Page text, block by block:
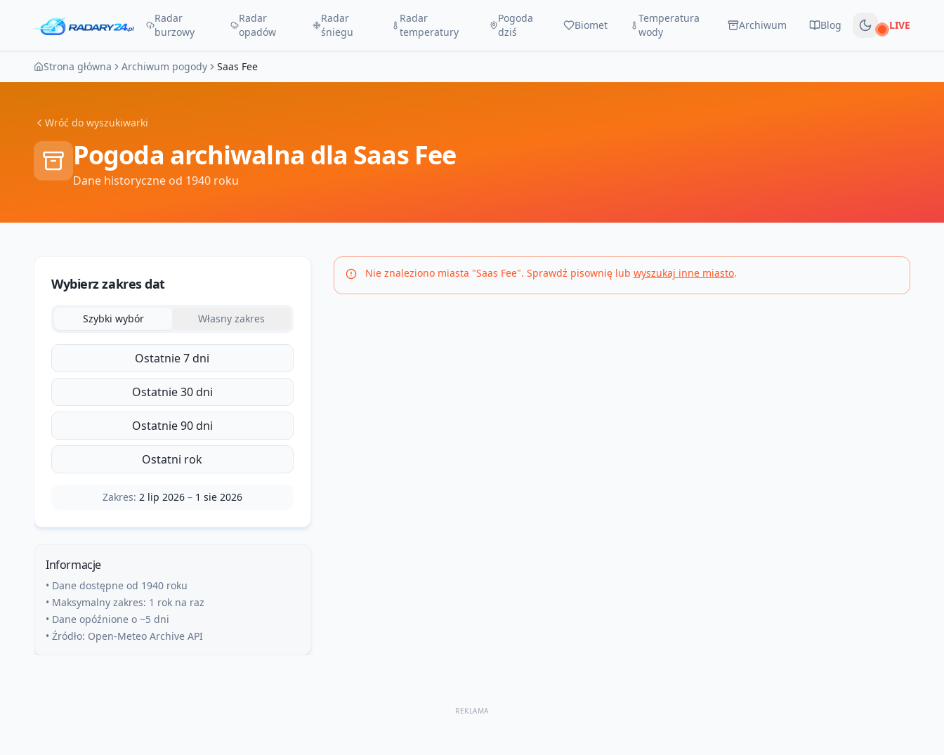
Radar
burzowy
Radar
opadów
Radar
śniegu
Radar
temperatury
Pogoda
dziś
Biomet
Temperatura
wody
Archiwum Blog Na żywo
LIVE
Strona główna Archiwum pogody Saas Fee
Wróć do wyszukiwarki
Pogoda archiwalna dla Saas Fee
Dane historyczne od 1940 roku
Wybierz zakres dat
Szybki wybór Własny zakres
Ostatnie 7 dni
Ostatnie 30 dni
Ostatnie 90 dni
Ostatni rok
Zakres: 2 lip 2026– 1 sie 2026
Informacje
• Dane dostępne od 1940 roku
• Maksymalny zakres: 1 rok na raz
• Dane opóźnione o ~5 dni
• Źródło: Open-Meteo Archive API
Nie znaleziono miasta "Saas Fee". Sprawdź pisownię lub wyszukaj inne miasto.
REKLAMA